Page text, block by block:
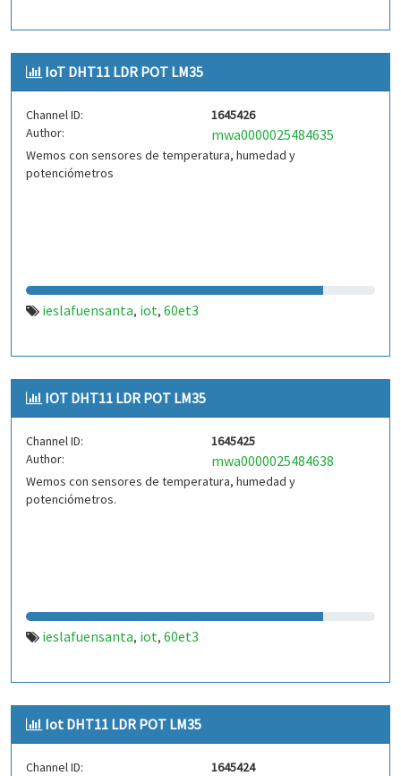
IoT DHT11 LDR POT LM35
Channel ID:
1645426
Author:
mwa0000025484635
Wemos con sensores de temperatura, humedad y
potenciómetros
ieslafuensanta, iot, 60et3
IOT DHT11 LDR POT LM35
Channel ID:
1645425
Author:
mwa0000025484638
Wemos con sensores de temperatura, humedad y
potenciómetros.
ieslafuensanta, iot, 60et3
Iot DHT11 LDR POT LM35
Channel ID:
1645424